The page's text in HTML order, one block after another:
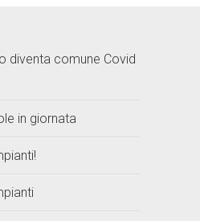
diventa comune Covid
in giornata